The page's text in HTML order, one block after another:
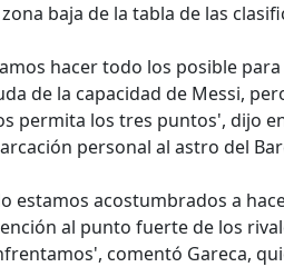
baja de la tabla de las
hacer todo los posible
de la capacidad de Messi,
permita los tres puntos', dijo
personal al astro del
estamos acostumbrados a
al punto fuerte de los
comentó Gareca,